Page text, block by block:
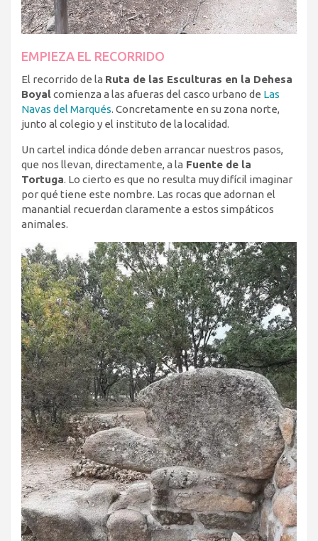
EMPIEZA EL RECORRIDO
El recorrido de la Ruta de las Esculturas en la Dehesa
Boyalcomienza a las afueras del casco urbano de Las
Navas del Marqués. Concretamente en su zona norte,
junto al colegio y el instituto de la localidad.
Un cartel indica dónde deben arrancar nuestros pasos,
que nos llevan, directamente, a la Fuente de la
Tortuga. Lo cierto es que no resulta muy difícil imaginar
por qué tiene este nombre. Las rocas que adornan el
manantial recuerdan claramente a estos simpáticos
animales.